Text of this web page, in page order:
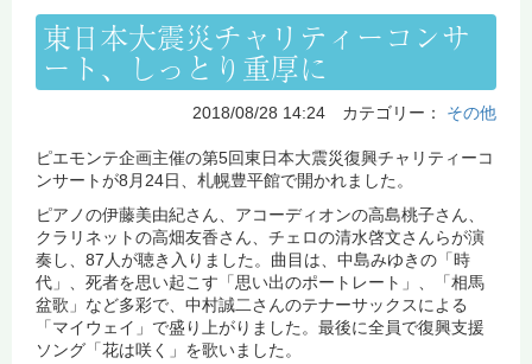
東日本大震災チャリティーコンサ
ート、しっとり重厚に
2018/08/28 14:24 カテゴリー： その他
ピエモンテ企画主催の第5回東日本大震災復興チャリティーコ
ンサートが8月24日、札幌豊平館で開かれました。
ピアノの伊藤美由紀さん、アコーディオンの高島桃子さん、
クラリネットの高畑友香さん、チェロの清水啓文さんらが演
奏し、87人が聴き入りました。曲目は、中島みゆきの「時
代」、死者を思い起こす「思い出のポートレート」、「相馬
盆歌」など多彩で、中村誠二さんのテナーサックスによる
「マイウェイ」で盛り上がりました。最後に全員で復興支援
ソング「花は咲く」を歌いました。